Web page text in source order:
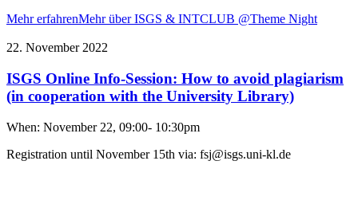
Mehr erfahrenMehr über ISGS & INTCLUB @Theme Night
22. November 2022
ISGS Online Info-Session: How to avoid plagiarism
(in cooperation with the University Library)
When: November 22, 09:00- 10:30pm
Registration until November 15th via: fsj@isgs.uni-kl.de